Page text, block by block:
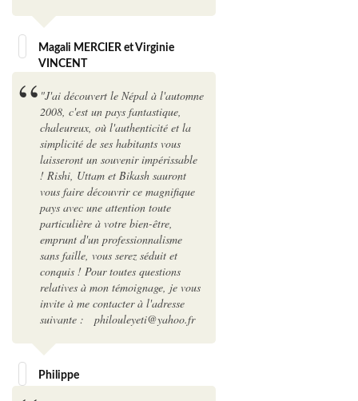
Magali MERCIER et Virginie
VINCENT
"J'ai découvert le Népal à l'automne
2008, c'est un pays fantastique,
chaleureux, où l'authenticité et la
simplicité de ses habitants vous
laisseront un souvenir impérissable
! Rishi, Uttam et Bikash sauront
vous faire découvrir ce magnifique
pays avec une attention toute
particulière à votre bien-être,
emprunt d'un professionnalisme
sans faille, vous serez séduit et
conquis ! Pour toutes questions
relatives à mon témoignage, je vous
invite à me contacter à l'adresse
suivante : philouleyeti@yahoo.fr
Philippe